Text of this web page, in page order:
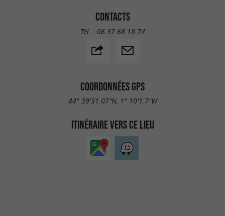
CONTACTS
Tél. : 06 37 68 18 74
COORDONNÉES GPS
44° 39'31.07"N, 1° 10'1.7"W
ITINÉRAIRE VERS CE LIEU